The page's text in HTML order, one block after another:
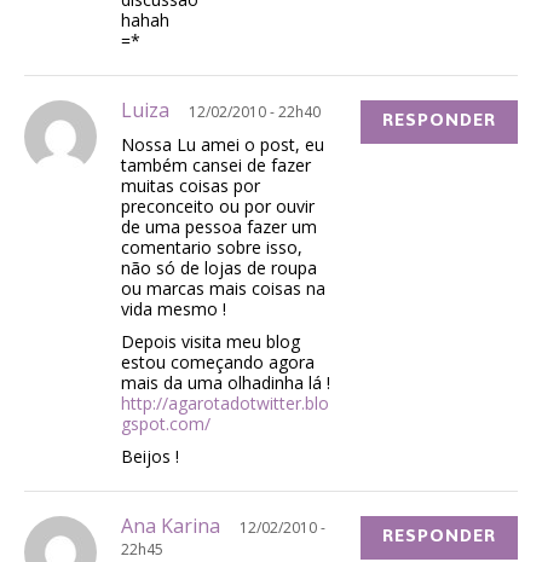
hahah
=*
Luiza 12/02/2010 - 22h40
Nossa Lu amei o post, eu
também cansei de fazer
muitas coisas por
preconceito ou por ouvir
de uma pessoa fazer um
comentario sobre isso,
não só de lojas de roupa
ou marcas mais coisas na
vida mesmo !
Depois visita meu blog
estou começando agora
mais da uma olhadinha lá !
http://agarotadotwitter.blo
gspot.com/
Beijos !
RESPONDER
Ana Karina
12/02/2010 -
22h45
RESPONDER